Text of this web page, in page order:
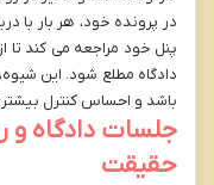
در پرونده خود، هر بار با
پنل خود مراجعه می کند
دادگاه مطلع شود. این
باشد و احساس کنترل
جلسات دادگاه و
حقیقت